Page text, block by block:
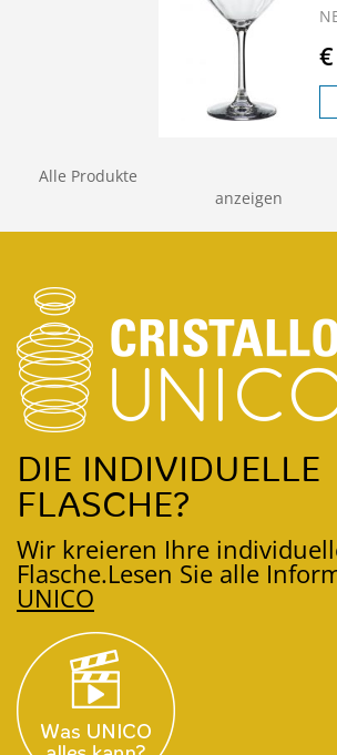
Alle Produkte
anzeigen
DIE INDIVIDUELLE
FLASCHE?
Wir kreieren Ihre
Flasche.Lesen Sie alle
UNICO